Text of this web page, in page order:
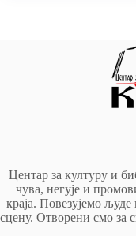
Центар за културу и
чува, негује и
краја. Повезујемо
сцену. Отворени смо за